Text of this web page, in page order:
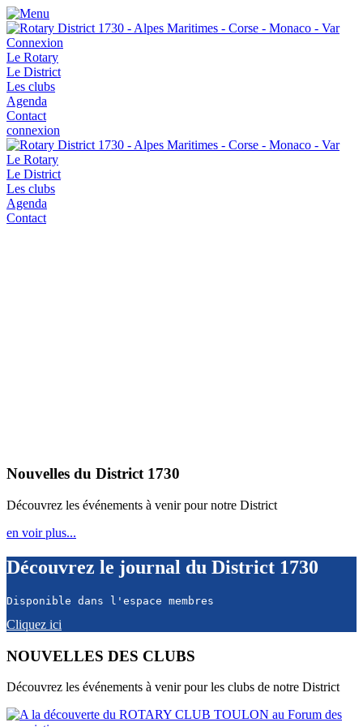
Connexion
Le Rotary
Le District
Les clubs
Agenda
Contact
connexion
Le Rotary
Le District
Les clubs
Agenda
Contact
Nouvelles du District 1730
Découvrez les événements à venir pour notre District
en voir plus...
Découvrez le journal du District 1730
Disponible dans l'espace membres
Cliquez ici
NOUVELLES DES CLUBS
Découvrez les événements à venir pour les clubs de notre District